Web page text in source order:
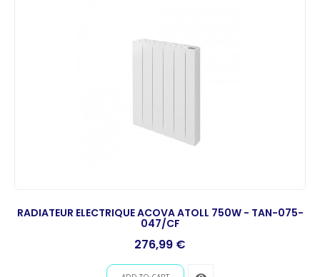
RADIATEUR ELECTRIQUE ACOVA ATOLL 750W - TAN-075-
047/CF
Prix
276,99 €